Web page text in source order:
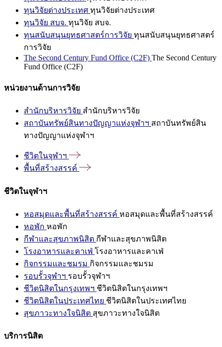
ทุนวิจัยต่างประเทศ ทุนวิจัยต่างประเทศ
ทุนวิจัย สบจ. ทุนวิจัย สบจ.
ทุนสนับสนุนยุทธศาสตร์การวิจัย ทุนสนับสนุนยุทธศาสตร์
การวิจัย
The Second Century Fund Office (C2F) The Second Century
Fund Office (C2F)
หน่วยงานด้านการวิจัย
สำนักบริหารวิจัย สำนักบริหารวิจัย
สถาบันทรัพย์สินทางปัญญาแห่งจุฬาฯ สถาบันทรัพย์สิน
ทางปัญญาแห่งจุฬาฯ
ชีวิตในจุฬาฯ
พื้นที่สร้างสรรค์
ชีวิตในจุฬาฯ
หอสมุดและพื้นที่สร้างสรรค์ หอสมุดและพื้นที่สร้างสรรค์
หอพัก หอพัก
กีฬาและสุขภาพนิสิต กีฬาและสุขภาพนิสิต
โรงอาหารและคาเฟ่ โรงอาหารและคาเฟ่
กิจกรรมและชมรม กิจกรรมและชมรม
รอบรั้วจุฬาฯ รอบรั้วจุฬาฯ
ชีวิตนิสิตในกรุงเทพฯ ชีวิตนิสิตในกรุงเทพฯ
ชีวิตนิสิตในประเทศไทย ชีวิตนิสิตในประเทศไทย
สุขภาวะทางใจนิสิต สุขภาวะทางใจนิสิต
บริการนิสิต